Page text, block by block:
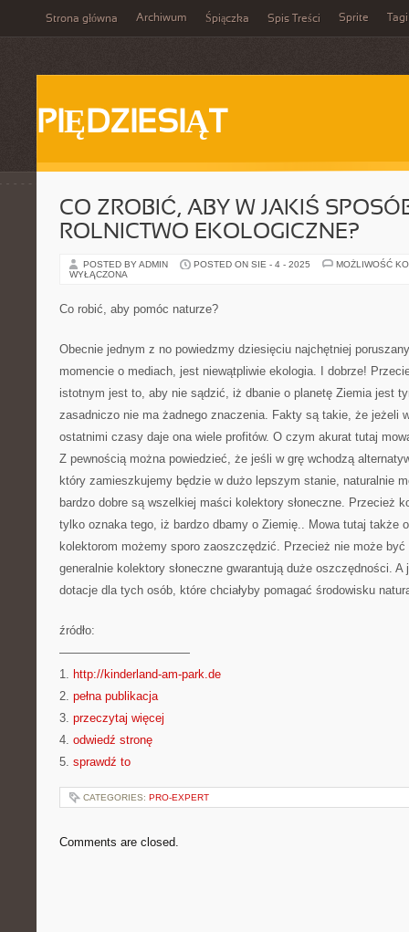
Strona główna Archiwum Śpiączka Spis Treści Sprite Tagi
PIĘDZIESIĄT
CO ZROBIĆ, ABY W JAKIŚ
ROLNICTWO EKOLOGICZNE?
POSTED BY ADMIN POSTED ON SIE - 4 - 2025
MOŻLIWOŚĆ
WYŁĄCZONA
Co robić, aby pomóc naturze?
Obecnie jednym z no powiedzmy dziesięciu najchętniej
momencie o mediach, jest niewątpliwie ekologia. I dobrze!
istotnym jest to, aby nie sądzić, iż dbanie o planetę Ziemia jest
zasadniczo nie ma żadnego znaczenia. Fakty są takie, że jeżeli
ostatnimi czasy daje ona wiele profitów. O czym akurat tutaj
Z pewnością można powiedzieć, że jeśli w grę wchodzą
który zamieszkujemy będzie w dużo lepszym stanie, naturalnie
bardzo dobre są wszelkiej maści kolektory słoneczne. Przecież
tylko oznaka tego, iż bardzo dbamy o Ziemię.. Mowa tutaj także
kolektorom możemy sporo zaoszczędzić. Przecież nie może
generalnie kolektory słoneczne gwarantują duże oszczędności.
dotacje dla tych osób, które chciałyby pomagać środowisku
źródło:
———————————
1. http://kinderland-am-park.de
2. pełna publikacja
3. przeczytaj więcej
4. odwiedź stronę
5. sprawdź to
CATEGORIES: PRO-EXPERT
Comments are closed.